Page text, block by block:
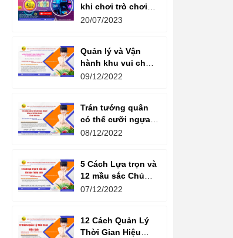
khi chơi trò chơi
máy game đua xe
20/07/2023
Quản lý và Vận
hành khu vui chơi
giải trí -
amusement parks
09/12/2022
Trán tướng quân
có thể cưỡi ngựa,
Bụng tể tướng có
08/12/2022
5 Cách Lựa trọn và
12 mầu sắc Chủ
đạo Tương sinh
năng lượng
07/12/2022
12 Cách Quản Lý
Thời Gian Hiệu